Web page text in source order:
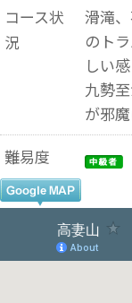
コース状
況
滑滝
のト
しい感
九勢
が邪
難易度